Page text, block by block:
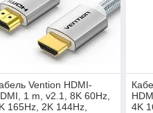
Vention HDMI-
1 m, v2.1, 8K 60Hz,
165Hz, 2K 144Hz,
4K